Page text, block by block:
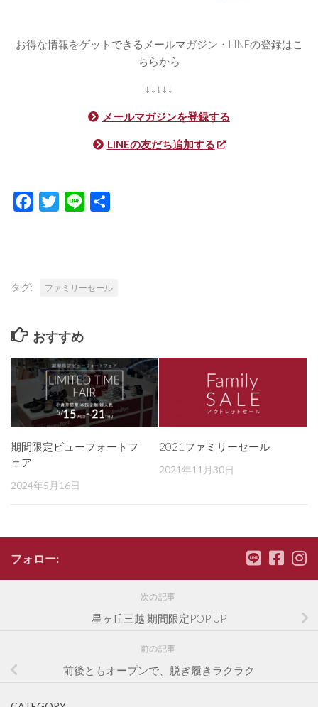
お得な情報をゲットできるメールマガジン・LINEの登録はこ
ちらから
↓↓↓↓↓
メールマガジンを登録する
LINEの友だち追加する
Facebook
TwitterLine
タグ: ファミリーセール
おすすめ
期間限定ビューフォートフ
ェア
2024年5月16日
2021ファミリーセール
2021年11月30日
フォロー:
次の記事
星ヶ丘三越 期間限定POP UP
前の記事
前後ともオープンで、脱ぎ履きラクラク